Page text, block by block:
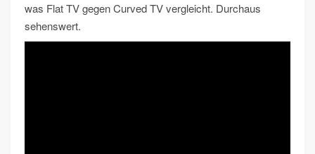
was Flat TV gegen Curved TV vergleicht. Durchaus
sehenswert.